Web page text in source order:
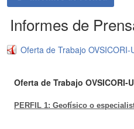
Informes de
Oferta de Trabajo OVSICORI-
Oferta de Trabajo OVSICORI-
PERFIL 1: Geofísico o